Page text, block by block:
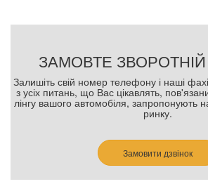
ЗАМОВТЕ ЗВОРОТНІЙ
Залишіть свій номер телефону і наші
з усіх питань, що Вас цікавлять,
лінгу вашого автомобіля, запропонують
ринку.
Замовити дзвінок